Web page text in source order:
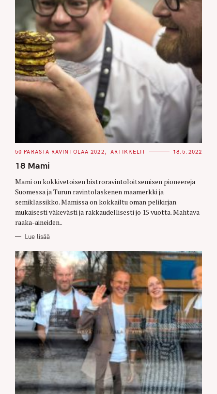
C
T
E
O
R
I
S
50 PARASTA RAVINTOLAA 2022 ARTIKKELIT 18.5.2022
18 Mami
Mami on kokkivetoisen bistroravintoloitsemisen pioneereja
Suomessa ja Turun ravintolaskenen maamerkki ja
semiklassikko. Mamissa on kokkailtu oman pelikirjan
mukaisesti väkevästi ja rakkaudellisesti jo 15 vuotta. Mahtava
raaka-aineiden..
Lue lisää